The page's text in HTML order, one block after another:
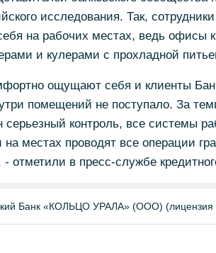
исследования. Так,
на рабочих местах, ведь офисы
и кулерами с прохладной
ощущают себя и клиенты
помещений не поступало. За
серьезный контроль, все системы
на местах проводят все операции
- отметили в пресс-службе
Банк «КОЛЬЦО УРАЛА» (ООО)